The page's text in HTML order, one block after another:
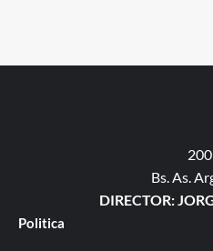
Bs. As.
DIRECTOR:
Politica